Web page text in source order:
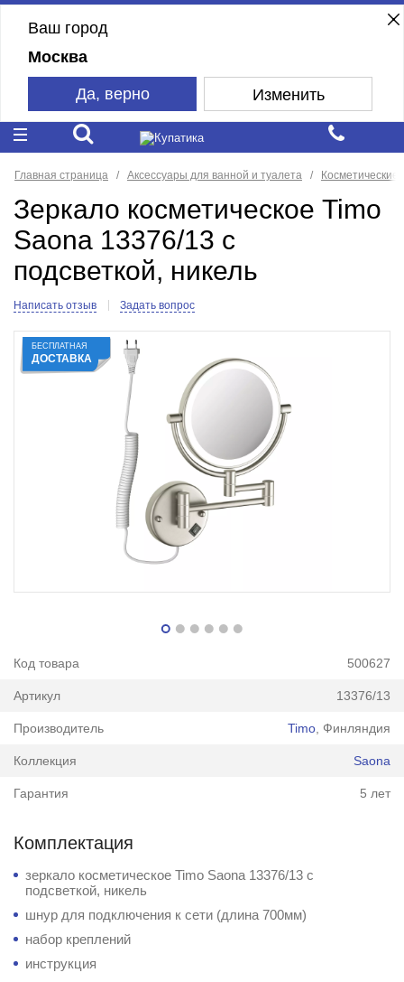
Ваш город
Москва
Да, верно Изменить
Главная страница Аксессуары для ванной и туалета Косметические
Зеркало косметическое Timo
Saona 13376/13 с
подсветкой, никель
Написать отзыв Задать вопрос
БЕСПЛАТНАЯ
ДОСТАВКА
Код товара 500627
Артикул 13376/13
Производитель Timo , Финляндия
Коллекция Saona
Гарантия 5 лет
Комплектация
зеркало косметическое Timo Saona 13376/13 с
подсветкой, никель
шнур для подключения к сети (длина 700мм)
набор креплений
инструкция